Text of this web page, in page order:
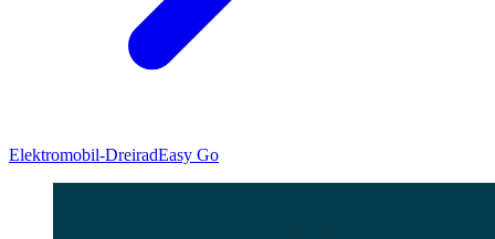
Elektromobil-DreiradEasy Go